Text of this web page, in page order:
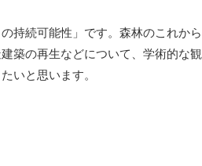
持続可能性」です。森林のこれから
築の再生などについて、学術的な観
いと思います。